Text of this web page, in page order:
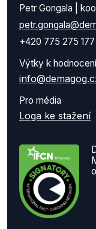
Petr Gongala |
+420 775 275 177
Výtky k
Pro média
Loga ke stažení